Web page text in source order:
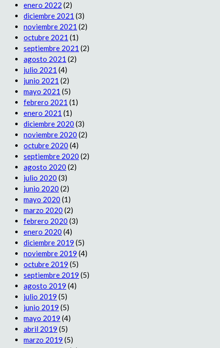
enero 2022 (2)
diciembre 2021 (3)
noviembre 2021 (2)
octubre 2021 (1)
septiembre 2021 (2)
agosto 2021 (2)
julio 2021 (4)
junio 2021 (2)
mayo 2021 (5)
febrero 2021 (1)
enero 2021 (1)
diciembre 2020 (3)
noviembre 2020 (2)
octubre 2020 (4)
septiembre 2020 (2)
agosto 2020 (2)
julio 2020 (3)
junio 2020 (2)
mayo 2020 (1)
marzo 2020 (2)
febrero 2020 (3)
enero 2020 (4)
diciembre 2019 (5)
noviembre 2019 (4)
octubre 2019 (5)
septiembre 2019 (5)
agosto 2019 (4)
julio 2019 (5)
junio 2019 (5)
mayo 2019 (4)
abril 2019 (5)
marzo 2019 (5)